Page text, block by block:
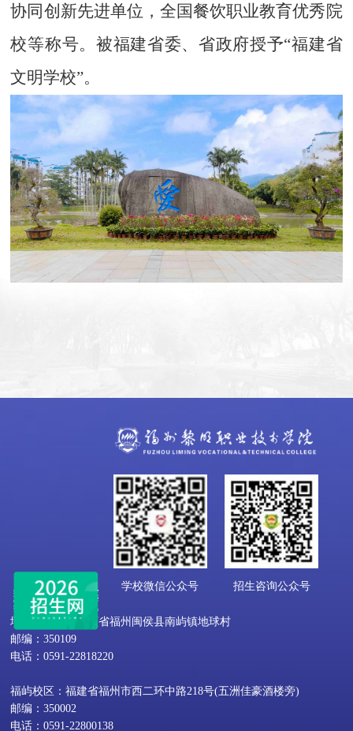
协同创新先进单位，全国餐饮职业教育优秀院
校等称号。被福建省委、省政府授予“福建省
文明学校”。
学校微信公众号 招生咨询公众号
地球村校区：福建省福州闽侯县南屿镇地球村
邮编：350109
电话：0591-22818220
福屿校区：福建省福州市西二环中路218号(五洲佳豪酒楼旁)
邮编：350002
电话：0591-22800138